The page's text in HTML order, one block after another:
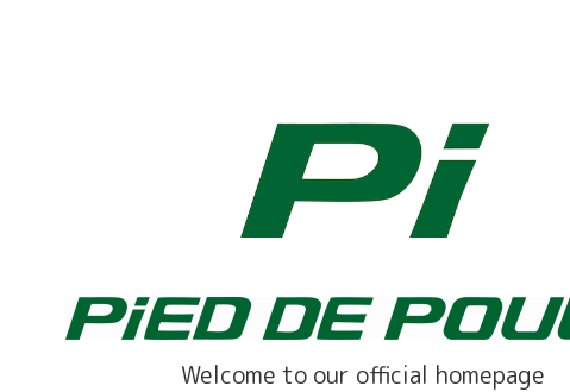
Welcome to our official homepage